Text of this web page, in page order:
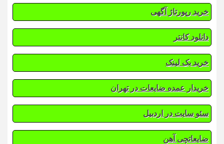
خرید رپورتاژ آگهی
دانلود کانتر
خرید بک لینک
خریدار عمده ضایعات در تهران
سئو سایت در اردبیل
ضایعاتچی آهن